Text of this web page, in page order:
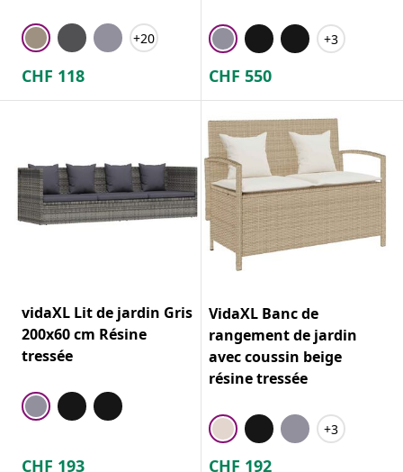
+20
CHF 118
+3
CHF 550
vidaXL Lit de jardin Gris
200x60 cm Résine
tressée
CHF 193
VidaXL Banc de
rangement de jardin
avec coussin beige
résine tressée
+3
CHF 192